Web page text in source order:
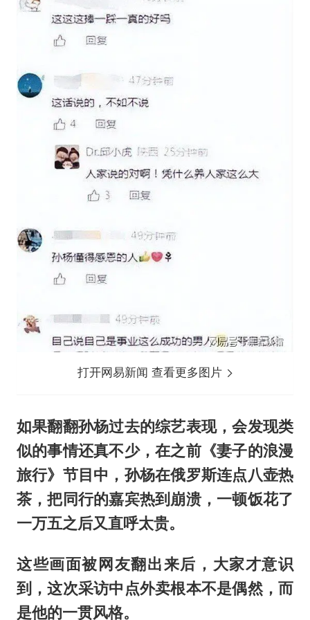
打开网易新闻 查看更多图片
如果翻翻孙杨过去的综艺表现，会发现类
似的事情还真不少，在之前《妻子的浪漫
旅行》节目中，孙杨在俄罗斯连点八壶热
茶，把同行的嘉宾热到崩溃，一顿饭花了
一万五之后又直呼太贵。
这些画面被网友翻出来后，大家才意识
到，这次采访中点外卖根本不是偶然，而
是他的一贯风格。